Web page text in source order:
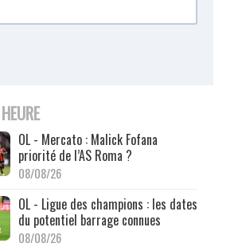
OL - Mercato : Malick Fofana
priorité de l’AS Roma ?
08/08/26
OL - Ligue des champions : les dates
du potentiel barrage connues
08/08/26